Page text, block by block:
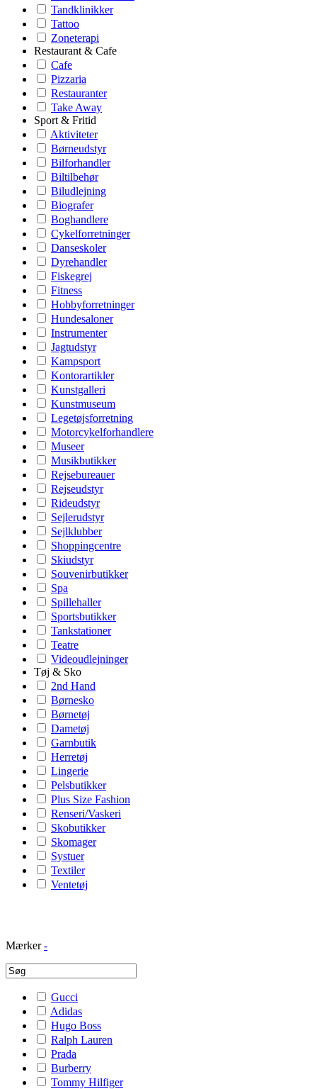
Tandklinikker
Tattoo
Zoneterapi
Restaurant & Cafe
Cafe
Pizzaria
Restauranter
Take Away
Sport & Fritid
Aktiviteter
Børneudstyr
Bilforhandler
Biltilbehør
Biludlejning
Biografer
Boghandlere
Cykelforretninger
Danseskoler
Dyrehandler
Fiskegrej
Fitness
Hobbyforretninger
Hundesaloner
Instrumenter
Jagtudstyr
Kampsport
Kontorartikler
Kunstgalleri
Kunstmuseum
Legetøjsforretning
Motorcykelforhandlere
Museer
Musikbutikker
Rejsebureauer
Rejseudstyr
Rideudstyr
Sejlerudstyr
Sejlklubber
Shoppingcentre
Skiudstyr
Souvenirbutikker
Spa
Spillehaller
Sportsbutikker
Tankstationer
Teatre
Videoudlejninger
Tøj & Sko
2nd Hand
Børnesko
Børnetøj
Dametøj
Garnbutik
Herretøj
Lingerie
Pelsbutikker
Plus Size Fashion
Renseri/Vaskeri
Skobutikker
Skomager
Systuer
Textiler
Ventetøj
Mærker -
Gucci
Adidas
Hugo Boss
Ralph Lauren
Prada
Burberry
Tommy Hilfiger